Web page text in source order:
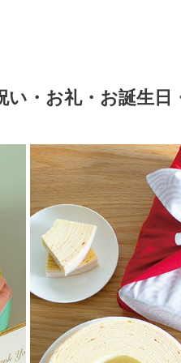
い・お礼・お誕生日